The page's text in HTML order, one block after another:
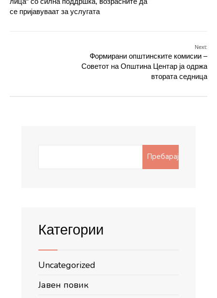
се пријавуваат за услугата
Next:
Формирани општинските комисии –
Советот на Општина Центар ја одржа
втората седница
Пребарај
Категории
Uncategorized
Јавен повик